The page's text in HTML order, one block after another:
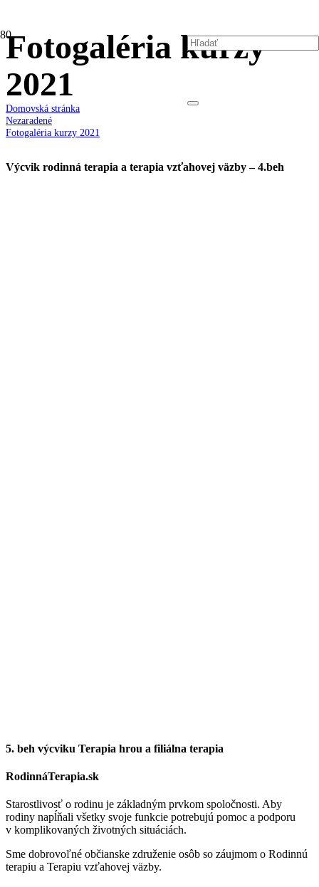
Fotogaléria kurzy
2021
Domovská stránka
Nezaradené
Fotogaléria kurzy 2021
Výcvik rodinná terapia a terapia vzťahovej väzby – 4.beh
5. beh výcviku Terapia hrou a filiálna terapia
RodinnáTerapia.sk
Starostlivosť o rodinu je základným prvkom spoločnosti. Aby
rodiny napĺňali všetky svoje funkcie potrebujú pomoc a podporu
v komplikovaných životných situáciách.
Sme dobrovoľné občianske združenie osôb so záujmom o Rodinnú
terapiu a Terapiu vzťahovej väzby.